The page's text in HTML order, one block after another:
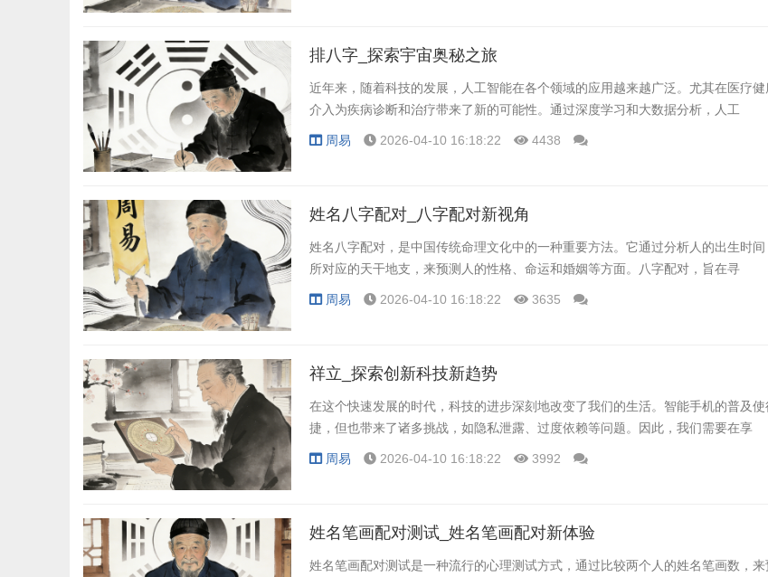
排八字_探索宇宙奥秘之旅
近年来，随着科技的发展，人工智能在各个领域的应用越来越广泛。尤其在医疗
介入为疾病诊断和治疗带来了新的可能性。通过深度学习和大数据分析，人工
周易 2026-04-10 16:18:22 4438
姓名八字配对_八字配对新视角
姓名八字配对，是中国传统命理文化中的一种重要方法。它通过分析人的出生时
所对应的天干地支，来预测人的性格、命运和婚姻等方面。八字配对，旨在寻
周易 2026-04-10 16:18:22 3635
祥立_探索创新科技新趋势
在这个快速发展的时代，科技的进步深刻地改变了我们的生活。智能手机的普及
捷，但也带来了诸多挑战，如隐私泄露、过度依赖等问题。因此，我们需要在享
周易 2026-04-10 16:18:22 3992
姓名笔画配对测试_姓名笔画配对新体验
姓名笔画配对测试是一种流行的心理测试方式，通过比较两个人的姓名笔画数，